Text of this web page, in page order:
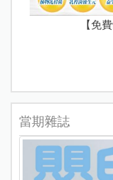
【免
當期雜誌